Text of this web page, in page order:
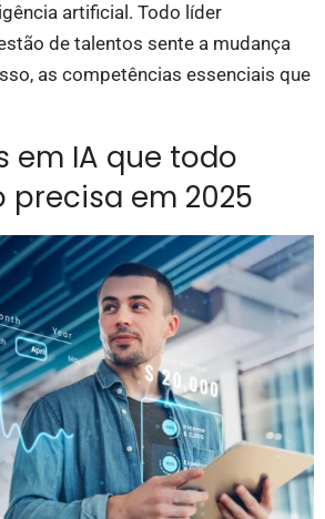
artificial. Todo líder
de talentos sente a mudança
as competências essenciais que
em IA que todo
em 2025